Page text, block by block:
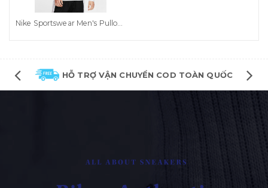
Nike Sportswear Men's Pullover Hoodie - Tokyo Color (CW0308-100)
HỖ TRỢ VẬN CHUYỂN COD TOÀN QUỐC